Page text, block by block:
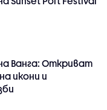
Ванга: Откриват
икони и